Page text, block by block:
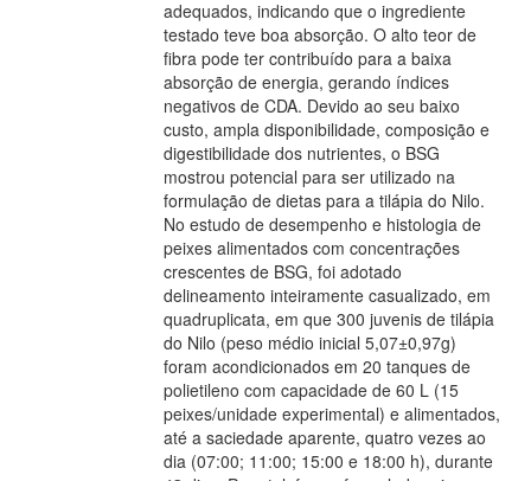
adequados, indicando que o ingrediente
testado teve boa absorção. O alto teor de
fibra pode ter contribuído para a baixa
absorção de energia, gerando índices
negativos de CDA. Devido ao seu baixo
custo, ampla disponibilidade, composição e
digestibilidade dos nutrientes, o BSG
mostrou potencial para ser utilizado na
formulação de dietas para a tilápia do Nilo.
No estudo de desempenho e histologia de
peixes alimentados com concentrações
crescentes de BSG, foi adotado
delineamento inteiramente casualizado, em
quadruplicata, em que 300 juvenis de tilápia
do Nilo (peso médio inicial 5,07±0,97g)
foram acondicionados em 20 tanques de
polietileno com capacidade de 60 L (15
peixes/unidade experimental) e alimentados,
até a saciedade aparente, quatro vezes ao
dia (07:00; 11:00; 15:00 e 18:00 h), durante